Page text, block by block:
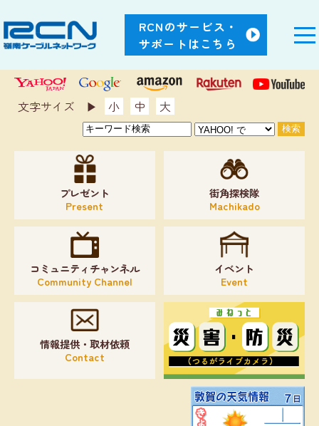
RCNのサービス・
サポートはこちら
文字サイズ ▶︎ 小 中 大
プレゼント
Present
街角探検隊
Machikado
コミュニティチャンネル
Community Channel
イベント
Event
情報提供・取材依頼
Contact